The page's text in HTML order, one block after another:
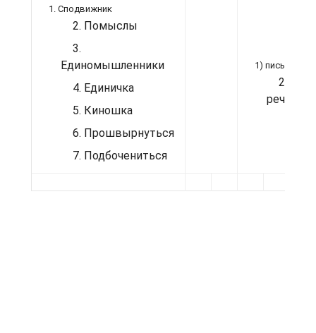
1. Сподвижник
2. Помыслы
3.
Единомышленники
4. Единичка
5. Киношка
6. Прошвырнуться
7. Подбочениться
1)
2)
речь